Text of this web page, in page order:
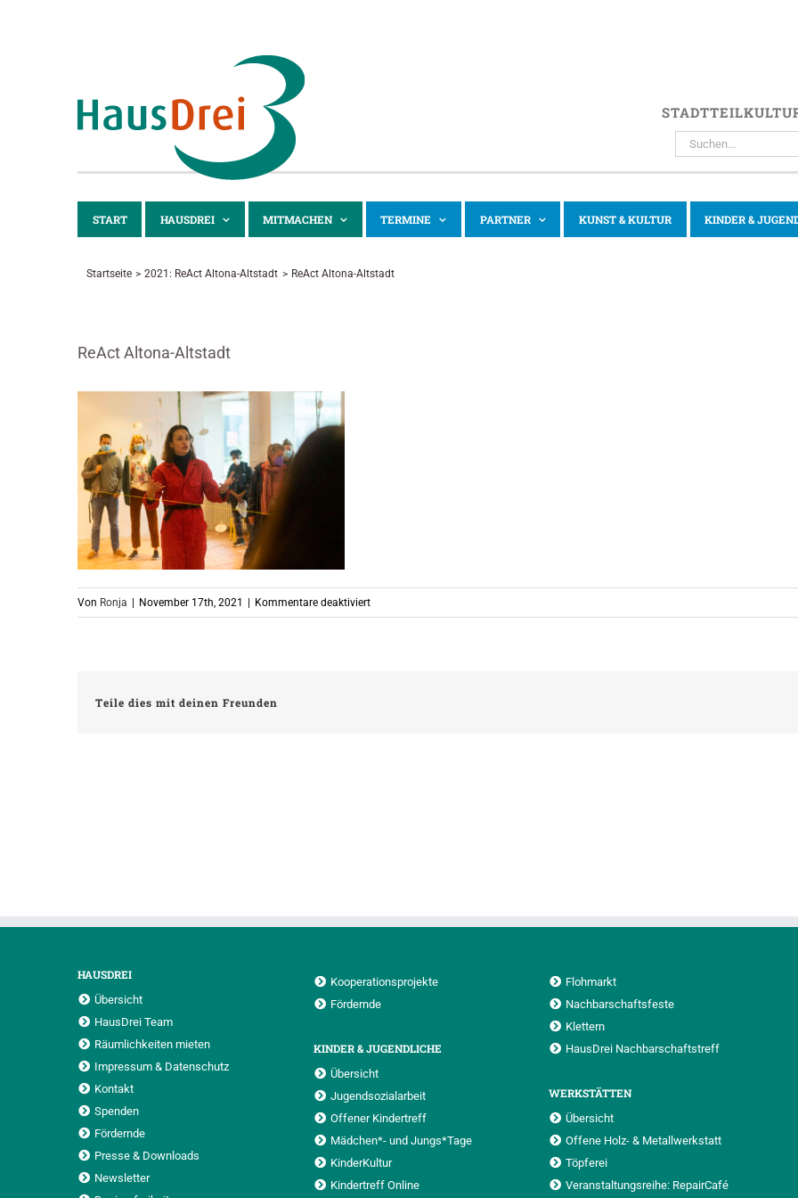
SUCHE
NACH:
START HAUSDREI MITMACHEN TERMINE PARTNER KUNST & KULTUR KINDER &
Startseite 2021: ReAct Altona-Altstadt ReAct Altona-Altstadt
ReAct Altona-Altstadt
Von Ronja November 17th, 2021 Kommentare deaktiviertfür
ReAct
Teile dies mit deinen Freunden
HAUSDREI
Übersicht
HausDrei Team
Räumlichkeiten mieten
Impressum & Datenschutz
Kontakt
Spenden
Fördernde
Presse & Downloads
Newsletter
Kooperationsprojekte
Fördernde
KINDER & JUGENDLICHE
Übersicht
Jugendsozialarbeit
Offener Kindertreff
Mädchen*- und Jungs*Tage
KinderKultur
Kindertreff Online
Flohmarkt
Nachbarschaftsfeste
Klettern
HausDrei Nachbarschaftstreff
WERKSTÄTTEN
Übersicht
Offene Holz- & Metallwerkstatt
Töpferei
Veranstaltungsreihe: RepairCafé